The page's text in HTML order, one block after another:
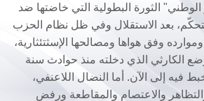
الثورة البطولية التي خاضتها ضد
بعد الاستقلال وفي ظل نظام الحزب
وموارده وفق هواها ومصالحها الإسثتئثارية،
الكارثي الذي دخلته منذ حوادث سنة
تتخبط فيه إلى الآن. أما النضال اللاعنفي،
والاعتصام والمقاطعة ورفض